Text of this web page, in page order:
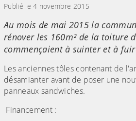
Publié le 4 novembre 2015
Au mois de mai 2015 la
rénover les 160m² de la toiture
commençaient à suinter et à
Les anciennes tôles contenant de
désamianter avant de poser une
panneaux sandwiches.
Financement :